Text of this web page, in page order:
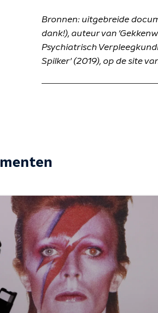
Bronnen: uitgebreide
dank!), auteur van
Psychiatrisch
Spilker' (2019), op de site